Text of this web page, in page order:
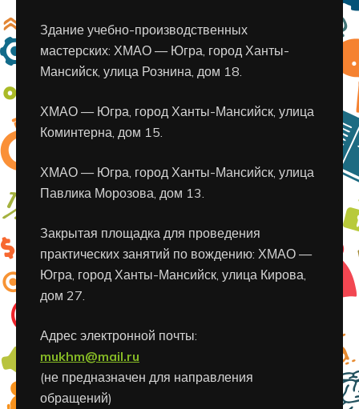
Здание учебно-производственных
мастерских: ХМАО — Югра, город Ханты-
Мансийск, улица Рознина, дом 18.
ХМАО — Югра, город Ханты-Мансийск, улица
Коминтерна, дом 15.
ХМАО — Югра, город Ханты-Мансийск, улица
Павлика Морозова, дом 13.
Закрытая площадка для проведения
практических занятий по вождению: ХМАО —
Югра, город Ханты-Мансийск, улица Кирова,
дом 27.
Адрес электронной почты:
mukhm@mail.ru
(не предназначен для направления
обращений)